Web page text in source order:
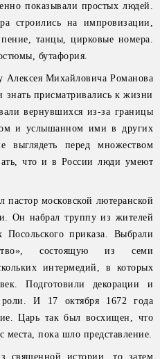
показывали простых людей.
строились на импровизации,
танцы, цирковые номера.
бутафория.
Алексея Михайловича Романова
знать присматривались к жизни
вернувшихся из-за границы
и услышанном ими в других
выглядеть перед множеством
что и в России люди умеют
пастор московской лютеранской
Он набрал труппу из жителей
приказа. Выбрали
состоящую из семи
интермедий, в которых
Подготовили декорации и
И 17 октября 1672 года
Царь так был восхищен, что
места, пока шло представление.
священной истории, то затем